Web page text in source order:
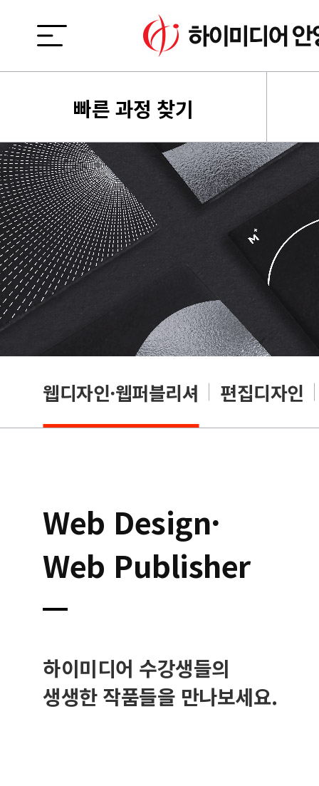
빠른 과정 찾기
웹디자인·웹퍼블리셔 편집디자인
Web Design·
Web Publisher
하이미디어 수강생들의
생생한 작품들을 만나보세요.